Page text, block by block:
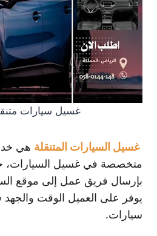
غسيل سيارات
غسيل السيارات المتنقلة هي
متخصصة في غسيل السيارات،
بإرسال فريق عمل إلى موقع
يوفر على العميل الوقت
سيارات.